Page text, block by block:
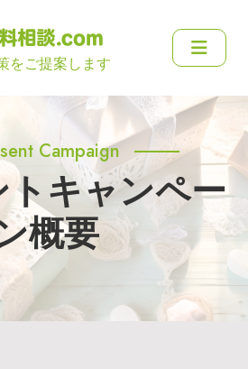
をご提案します
Campaign
キャンペー
概要